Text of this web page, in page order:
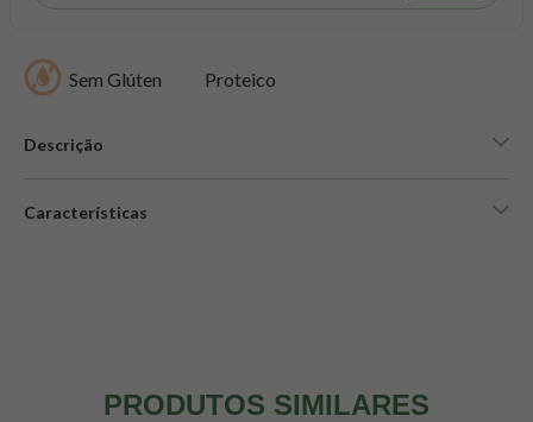
Sem Glúten Proteico
Descrição
Características
PRODUTOS SIMILARES